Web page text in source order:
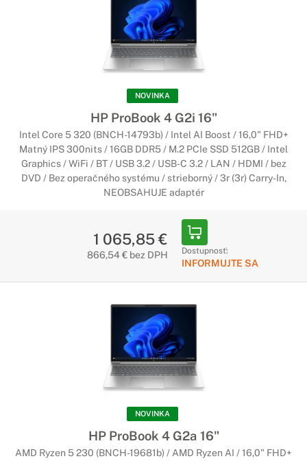
NOVINKA
HP ProBook 4 G2i 16"
Intel Core 5 320 (BNCH-14793b) / Intel AI Boost / 16,0" FHD+
Matný IPS 300nits / 16GB DDR5 / M.2 PCIe SSD 512GB / Intel
Graphics / WiFi / BT / USB 3.2 / USB-C 3.2 / LAN / HDMI / bez
DVD / Bez operačného systému / strieborný / 3r (3r) Carry-In,
NEOBSAHUJE adaptér
1 065,85 €
866,54 € bez DPH Dostupnosť:
INFORMUJTE SA
NOVINKA
HP ProBook 4 G2a 16"
AMD Ryzen 5 230 (BNCH-19681b) / AMD Ryzen AI / 16,0" FHD+